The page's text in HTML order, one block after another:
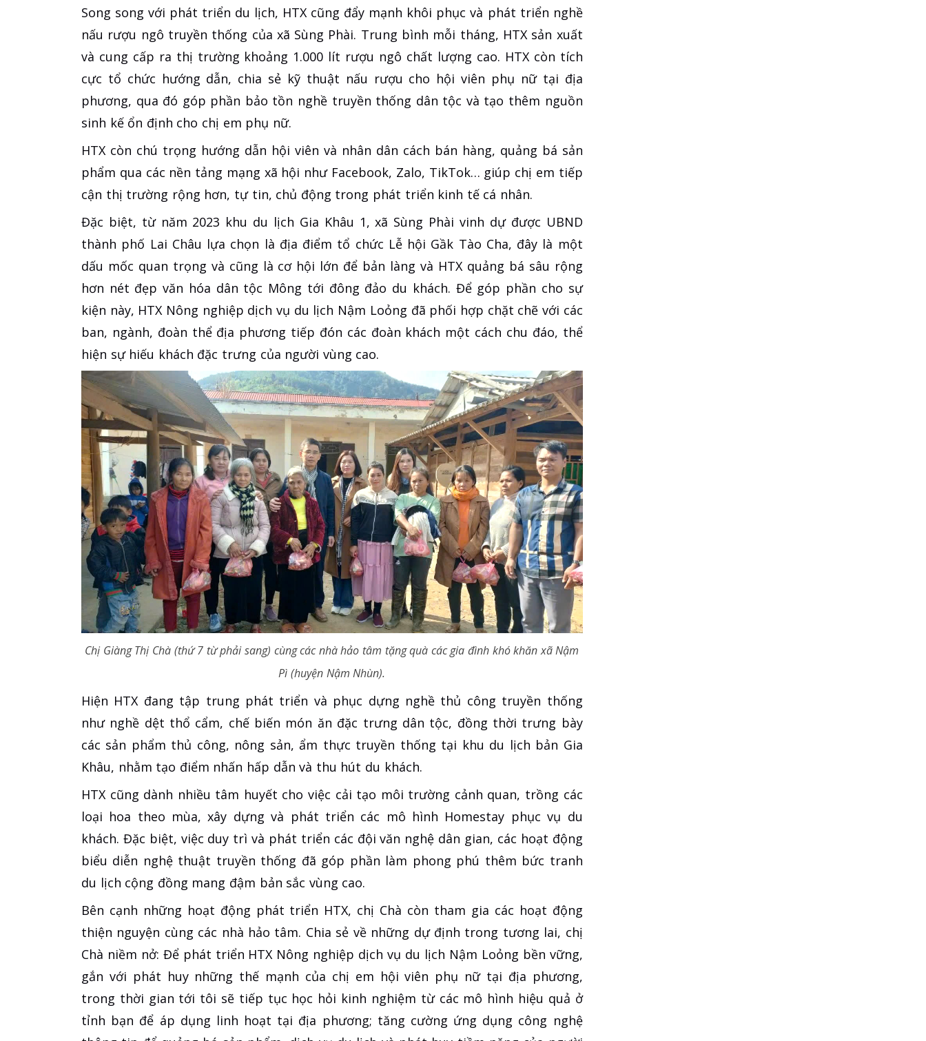
Song song với phát triển du lịch, HTX cũng đẩy mạnh khôi phục và phát triển nghề
nấu rượu ngô truyền thống của xã Sùng Phài. Trung bình mỗi tháng, HTX sản xuất
và cung cấp ra thị trường khoảng 1.000 lít rượu ngô chất lượng cao. HTX còn tích
cực tổ chức hướng dẫn, chia sẻ kỹ thuật nấu rượu cho hội viên phụ nữ tại địa
phương, qua đó góp phần bảo tồn nghề truyền thống dân tộc và tạo thêm nguồn
sinh kế ổn định cho chị em phụ nữ.
HTX còn chú trọng hướng dẫn hội viên và nhân dân cách bán hàng, quảng bá sản
phẩm qua các nền tảng mạng xã hội như Facebook, Zalo, TikTok… giúp chị em tiếp
cận thị trường rộng hơn, tự tin, chủ động trong phát triển kinh tế cá nhân.
Đặc biệt, từ năm 2023 khu du lịch Gia Khâu 1, xã Sùng Phài vinh dự được UBND
thành phố Lai Châu lựa chọn là địa điểm tổ chức Lễ hội Gầk Tào Cha, đây là một
dấu mốc quan trọng và cũng là cơ hội lớn để bản làng và HTX quảng bá sâu rộng
hơn nét đẹp văn hóa dân tộc Mông tới đông đảo du khách. Để góp phần cho sự
kiện này, HTX Nông nghiệp dịch vụ du lịch Nậm Loỏng đã phối hợp chặt chẽ với các
ban, ngành, đoàn thể địa phương tiếp đón các đoàn khách một cách chu đáo, thể
hiện sự hiếu khách đặc trưng của người vùng cao.
Chị Giàng Thị Chà (thứ 7 từ phải sang) cùng các nhà hảo tâm tặng quà các gia đình khó khăn xã Nậm
Pì (huyện Nậm Nhùn).
Hiện HTX đang tập trung phát triển và phục dựng nghề thủ công truyền thống
như nghề dệt thổ cẩm, chế biến món ăn đặc trưng dân tộc, đồng thời trưng bày
các sản phẩm thủ công, nông sản, ẩm thực truyền thống tại khu du lịch bản Gia
Khâu, nhằm tạo điểm nhấn hấp dẫn và thu hút du khách.
HTX cũng dành nhiều tâm huyết cho việc cải tạo môi trường cảnh quan, trồng các
loại hoa theo mùa, xây dựng và phát triển các mô hình Homestay phục vụ du
khách. Đặc biệt, việc duy trì và phát triển các đội văn nghệ dân gian, các hoạt động
biểu diễn nghệ thuật truyền thống đã góp phần làm phong phú thêm bức tranh
du lịch cộng đồng mang đậm bản sắc vùng cao.
Bên cạnh những hoạt động phát triển HTX, chị Chà còn tham gia các hoạt động
thiện nguyện cùng các nhà hảo tâm. Chia sẻ về những dự định trong tương lai, chị
Chà niềm nở: Để phát triển HTX Nông nghiệp dịch vụ du lịch Nậm Loỏng bền vững,
gắn với phát huy những thế mạnh của chị em hội viên phụ nữ tại địa phương,
trong thời gian tới tôi sẽ tiếp tục học hỏi kinh nghiệm từ các mô hình hiệu quả ở
tỉnh bạn để áp dụng linh hoạt tại địa phương; tăng cường ứng dụng công nghệ